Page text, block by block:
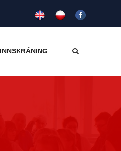
INNSKRÁNING